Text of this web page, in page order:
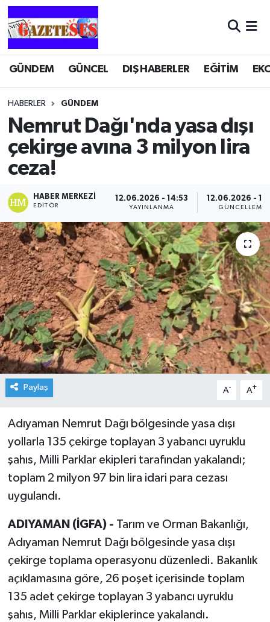
GÜNDEM GÜNCEL DIŞ HABERLER EĞİTİM
HABERLER GÜNDEM
Nemrut Dağı'nda yasa dışı
çekirge avına 3 milyon lira
ceza!
HABER MERKEZI
EDITÖR
12.06.2026 - 14:53
YAYINLANMA
12.06.2026 -
GÜNCELLEME
Paylaş A- A+
Adıyaman Nemrut Dağı bölgesinde yasa dışı
yollarla 135 çekirge toplayan 3 yabancı uyruklu
şahıs, Milli Parklar ekipleri tarafından yakalandı;
toplam 2 milyon 97 bin lira idari para cezası
uygulandı.
ADIYAMAN (İGFA) - Tarım ve Orman Bakanlığı,
Adıyaman Nemrut Dağı bölgesinde yasa dışı
çekirge toplama operasyonu düzenledi. Bakanlık
açıklamasına göre, 26 poşet içerisinde toplam
135 adet çekirge toplayan 3 yabancı uyruklu
şahıs, Milli Parklar ekiplerince yakalandı.